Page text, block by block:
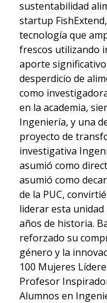
sustentabilidad
startup
tecnología que
frescos utilizando
aporte
desperdicio de
como
en la academia,
Ingeniería, y una
proyecto de
investigativa
asumió como
asumió como
de la PUC,
liderar esta unidad
años de historia.
reforzado su
género y la
100 Mujeres
Profesor
Alumnos en